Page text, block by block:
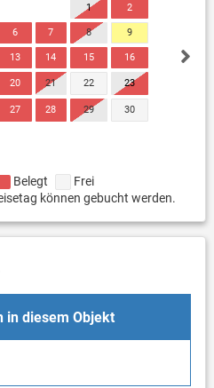
1 2
6 7 8 9
13 14 15 16
20 21 22 23
27 28 29 30
Belegt
Frei
können gebucht werden.
in diesem Objekt